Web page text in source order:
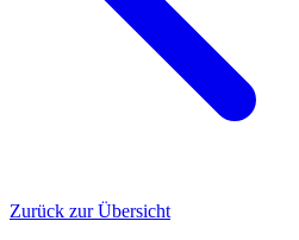
Zurück zur Übersicht